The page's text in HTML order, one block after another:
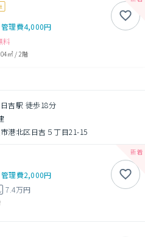
管理費4,000円
料
㎡/2階
吉駅 徒歩18分
港北区日吉５丁目21-15
管理費2,000円
7.4万円